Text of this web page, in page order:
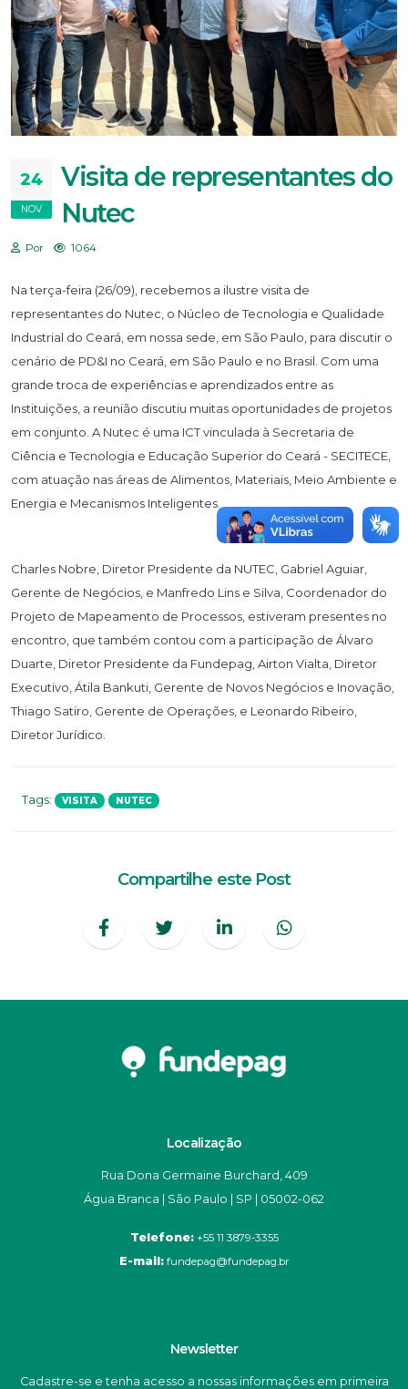
24
NOV
Visita de representantes do
Nutec
Por 1064
Na terça-feira (26/09), recebemos a ilustre visita de
representantes do Nutec, o Núcleo de Tecnologia e Qualidade
Industrial do Ceará, em nossa sede, em São Paulo, para discutir o
cenário de PD&I no Ceará, em São Paulo e no Brasil. Com uma
grande troca de experiências e aprendizados entre as
Instituições, a reunião discutiu muitas oportunidades de projetos
em conjunto. A Nutec é uma ICT vinculada à Secretaria de
Ciência e Tecnologia e Educação Superior do Ceará - SECITECE,
com atuação nas áreas de Alimentos, Materiais, Meio Ambiente e
Energia e Mecanismos Inteligentes.
Charles Nobre, Diretor Presidente da NUTEC, Gabriel Aguiar,
Gerente de Negócios, e Manfredo Lins e Silva, Coordenador do
Projeto de Mapeamento de Processos, estiveram presentes no
encontro, que também contou com a participação de Álvaro
Duarte, Diretor Presidente da Fundepag, Airton Vialta, Diretor
Executivo, Átila Bankuti, Gerente de Novos Negócios e Inovação,
Thiago Satiro, Gerente de Operações, e Leonardo Ribeiro,
Diretor Jurídico.
Tags: VISITA NUTEC
Compartilhe este Post
Localização
Rua Dona Germaine Burchard, 409
Água Branca | São Paulo | SP | 05002-062
Telefone:+55 11 3879-3355
E-mail:fundepag@fundepag.br
Newsletter
Cadastre-se e tenha acesso a nossas informações em primeira